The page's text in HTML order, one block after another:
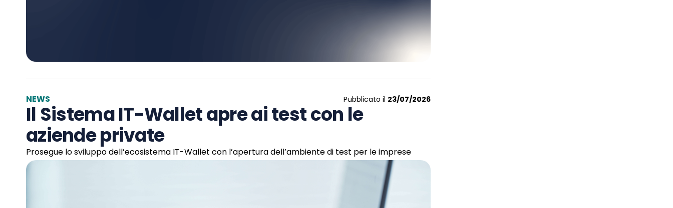
NEWS Pubblicato il 23/07/2026
Il Sistema IT-Wallet apre ai test con le
aziende private
Prosegue lo sviluppo dell’ecosistema IT-Wallet con l’apertura dell’ambiente di test per le imprese